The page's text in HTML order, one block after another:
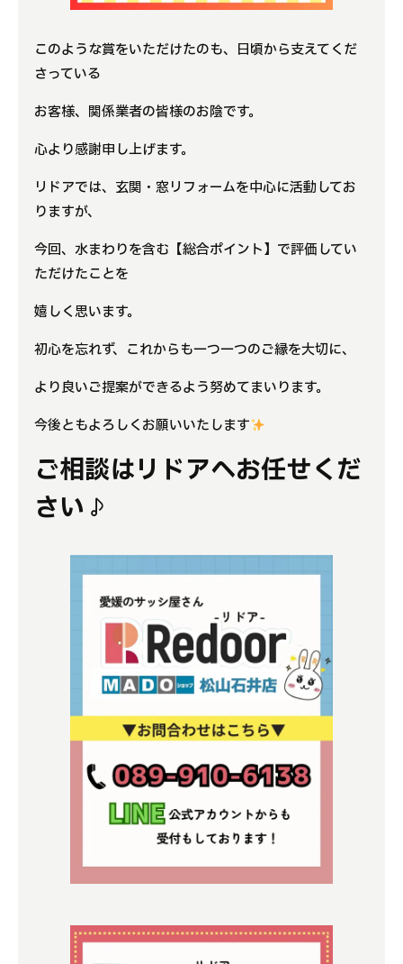
このような賞をいただけたのも、日頃から支えてくだ
さっている
お客様、関係業者の皆様のお陰です。
心より感謝申し上げます。
リドアでは、玄関・窓リフォームを中心に活動してお
りますが、
今回、水まわりを含む【総合ポイント】で評価してい
ただけたことを
嬉しく思います。
初心を忘れず、これからも一つ一つのご縁を大切に、
より良いご提案ができるよう努めてまいります。
今後ともよろしくお願いいたします
ご相談はリドアへお任せくだ
さい♪